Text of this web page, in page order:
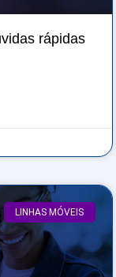
rápidas
LINHAS MÓVEIS